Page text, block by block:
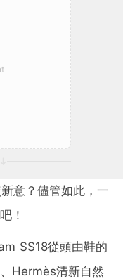
意？儘管如此，一
！
SS18從頭由鞋的
Hermès清新自然